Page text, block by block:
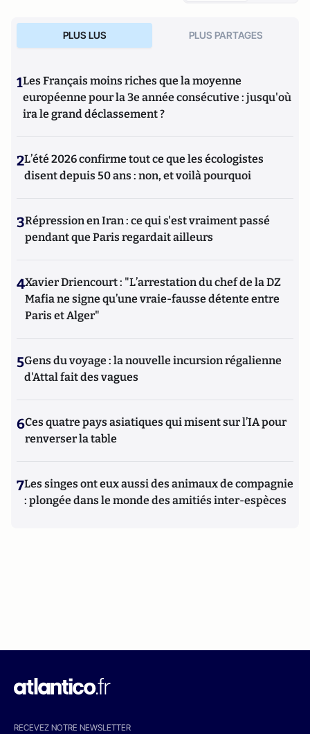
PLUS LUS PLUS PARTAGES
1Les Français moins riches que la moyenne
européenne pour la 3e année consécutive : jusqu'où
ira le grand déclassement ?
2L’été 2026 confirme tout ce que les écologistes
disent depuis 50 ans : non, et voilà pourquoi
3Répression en Iran : ce qui s'est vraiment passé
pendant que Paris regardait ailleurs
4Xavier Driencourt : "L’arrestation du chef de la DZ
Mafia ne signe qu’une vraie-fausse détente entre
Paris et Alger"
5Gens du voyage : la nouvelle incursion régalienne
d'Attal fait des vagues
6Ces quatre pays asiatiques qui misent sur l’IA pour
renverser la table
7Les singes ont eux aussi des animaux de compagnie
: plongée dans le monde des amitiés inter-espèces
RECEVEZ NOTRE NEWSLETTER